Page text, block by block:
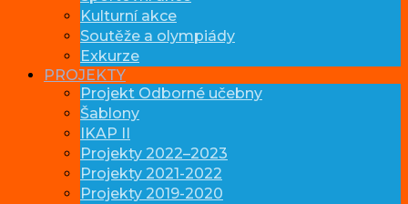
Kulturní akce
Soutěže a olympiády
Exkurze
PROJEKTY
Projekt Odborné učebny
Šablony
IKAP II
Projekty 2022–2023
Projekty 2021-2022
Projekty 2019-2020